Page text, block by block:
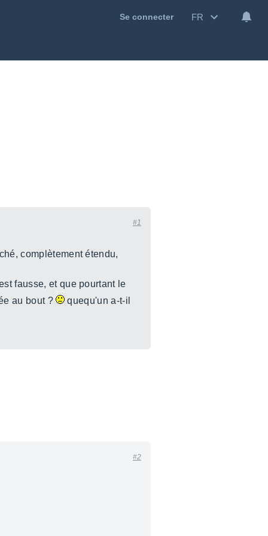
Se connecter FR
#1
complètement étendu,
fausse, et que pourtant le
au bout ?
quequ'un a-t-il
#2